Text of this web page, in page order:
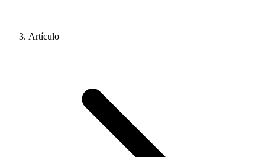
Artículo